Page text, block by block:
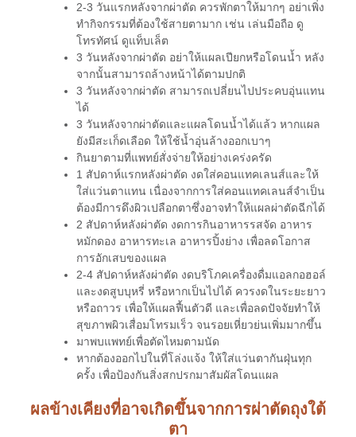
2-3 วันแรกหลังจากผ่าตัด ควรพักตาให้มากๆ อย่าเพิ่ง
ทำกิจกรรมที่ต้องใช้สายตามาก เช่น เล่นมือถือ ดู
โทรทัศน์​ ดูแท็บเล็ต
3 วันหลังจากผ่าตัด อย่าให้แผลเปียกหรือโดนน้ำ หลัง
จากนั้นสามารถล้างหน้าได้ตามปกติ
3 วันหลังจากผ่าตัด สามารถเปลี่ยนไปประคบอุ่นแทน
ได้
3 วันหลังจากผ่าตัดและแผลโดนน้ำได้แล้ว หากแผล
ยังมีสะเก็ดเลือด ให้ใช้น้ำอุ่นล้างออกเบาๆ
กินยาตามที่แพทย์สั่งจ่ายให้อย่างเคร่งครัด
1 สัปดาห์แรกหลังผ่าตัด งดใส่คอนแทคเลนส์และให้
ใส่แว่นตาแทน เนื่องจากการใส่คอนแทคเลนส์จำเป็น
ต้องมีการดึงผิวเปลือกตาซึ่งอาจทำให้แผลผ่าตัดฉีกได้
2 สัปดาห์หลังผ่าตัด งดการกินอาหารรสจัด อาหาร
หมักดอง อาหารทะเล อาหารปิ้งย่าง เพื่อลดโอกาส
การอักเสบของแผล
2-4 สัปดาห์หลังผ่าตัด งดบริโภคเครื่องดื่มแอลกอฮอล์
และงดสูบบุหรี่ หรือหากเป็นไปได้ ควรงดในระยะยาว
หรือถาวร เพื่อให้แผลฟื้นตัวดี และเพื่อลดปัจจัยทำให้
สุขภาพผิวเสื่อมโทรมเร็ว จนรอยเหี่ยวย่นเพิ่มมากขึ้น
มาพบแพทย์เพื่อตัดไหมตามนัด
หากต้องออกไปในที่โล่งแจ้ง ให้ใส่แว่นตากันฝุ่นทุก
ครั้ง เพื่อป้องกันสิ่งสกปรกมาสัมผัสโดนแผล
ผลข้างเคียงที่อาจเกิดขึ้นจากการผ่าตัดถุงใต้
ตา